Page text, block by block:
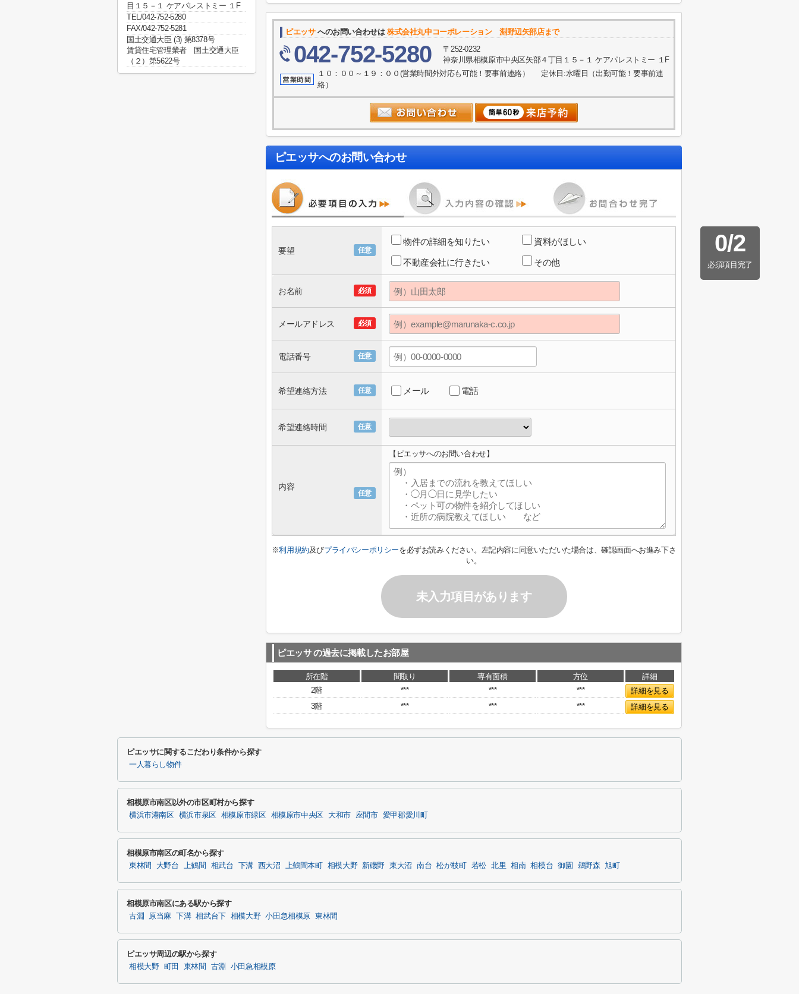
ピエッサへのお問い合わせは株式会社丸中コーポレーション 淵野辺矢部店まで
042-752-5280
〒252-0232
神奈川県相模原市中央区矢部４丁目１５－１ ケアパレストミー １F
１０：００～１９：００(営業時間外対応も可能！要事前連絡） 定休日:水曜日（出勤可能！要事前連
絡）
ピエッサへのお問い合わせ
0/2
必須項目完了
任意
要望
物件の詳細を知りたい 資料がほしい
不動産会社に行きたい その他
必須
お名前
必須
メールアドレス
任意
電話番号
任意
希望連絡方法 メール 電話
任意
希望連絡時間
任意
内容
【ピエッサへのお問い合わせ】
※利用規約及びプライバシーポリシーを必ずお読みください。左記内容に同意いただいた場合は、確認画面へお進み下さ
い。
未入力項目があります
ピエッサ の過去に掲載したお部屋
所在階 間取り 専有面積 方位
詳細
2階
*** *** ***
詳細を見る
3階
*** *** *** 詳細を見る
目１５－１ ケアパレストミー １F
TEL/042-752-5280
FAX/042-752-5281
国土交通大臣 (3) 第8378号
賃貸住宅管理業者 国土交通大臣
（２）第5622号
ピエッサに関するこだわり条件から探す
一人暮らし物件
相模原市南区以外の市区町村から探す
横浜市港南区 横浜市泉区 相模原市緑区 相模原市中央区 大和市 座間市 愛甲郡愛川町
相模原市南区の町名から探す
東林間 大野台 上鶴間 相武台 下溝 西大沼 上鶴間本町 相模大野 新磯野 東大沼 南台 松が枝町 若松 北里 相南 相模台 御園 鵜野森 旭町
相模原市南区にある駅から探す
古淵 原当麻 下溝 相武台下 相模大野 小田急相模原 東林間
ピエッサ周辺の駅から探す
相模大野 町田 東林間 古淵 小田急相模原